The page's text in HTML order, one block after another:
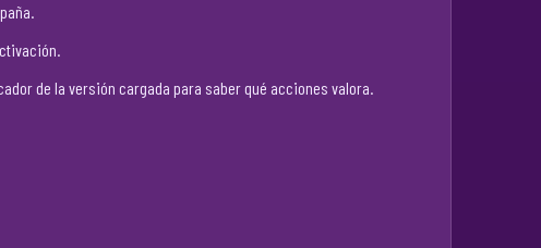
de la versión cargada para saber qué acciones valora.